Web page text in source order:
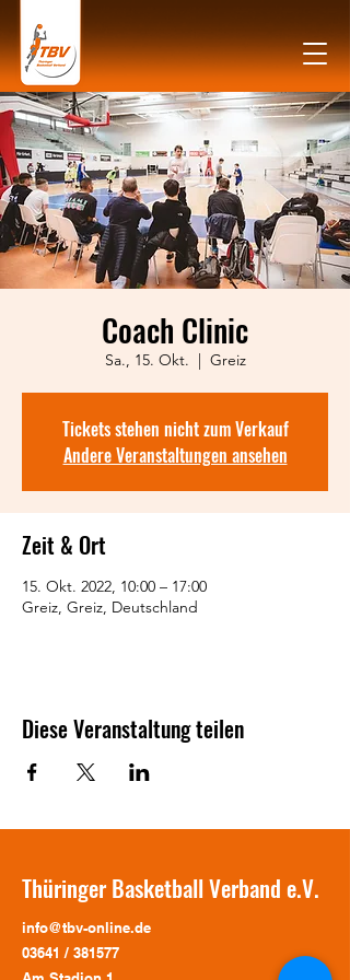
Coach Clinic
Sa., 15. Okt.
  |
Greiz
Tickets stehen nicht zum Verkauf
Andere Veranstaltungen ansehen
Zeit & Ort
15. Okt. 2022, 10:00 – 17:00
Greiz, Greiz, Deutschland
Diese Veranstaltung teilen
Thüringer Basketball Verband e.V.
info@tbv-online.de
03641 / 381577